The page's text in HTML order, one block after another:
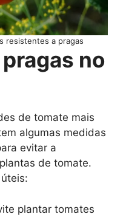
resistentes a pragas
no
de tomate mais
algumas medidas
evitar a
de tomate.
plantar tomates